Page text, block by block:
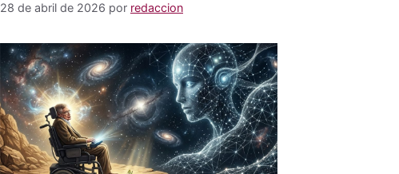
28 de abril de 2026 por redaccion